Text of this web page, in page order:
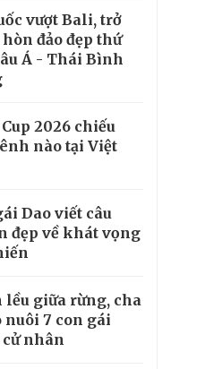
vượt Bali, trở
đảo đẹp thứ
Á - Thái Bình
2026 chiếu
nào tại Việt
Dao viết câu
đẹp về khát vọng
lều giữa rừng, cha
nuôi 7 con gái
nhân